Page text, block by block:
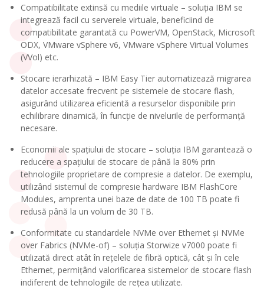
Compatibilitate extinsă cu mediile virtuale – soluția IBM se
integrează facil cu serverele virtuale, beneficiind de
compatibilitate garantată cu PowerVM, OpenStack, Microsoft
ODX, VMware vSphere v6, VMware vSphere Virtual Volumes
(VVol) etc.
Stocare ierarhizată – IBM Easy Tier automatizează migrarea
datelor accesate frecvent pe sistemele de stocare flash,
asigurând utilizarea eficientă a resurselor disponibile prin
echilibrare dinamică, în funcție de nivelurile de performanță
necesare.
Economii ale spațiului de stocare – soluția IBM garantează o
reducere a spațiului de stocare de până la 80% prin
tehnologiile proprietare de compresie a datelor. De exemplu,
utilizând sistemul de compresie hardware IBM FlashCore
Modules, amprenta unei baze de date de 100 TB poate fi
redusă până la un volum de 30 TB.
Conformitate cu standardele NVMe over Ethernet și NVMe
over Fabrics (NVMe-of) – soluția Storwize v7000 poate fi
utilizată direct atât în rețelele de fibră optică, cât și în cele
Ethernet, permițând valorificarea sistemelor de stocare flash
indiferent de tehnologiile de rețea utilizate.